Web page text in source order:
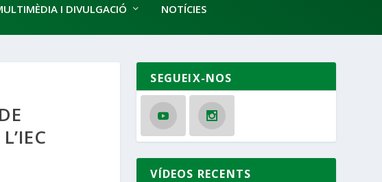
I DIVULGACIÓ NOTÍCIES
SEGUEIX-NOS
VÍDEOS RECENTS